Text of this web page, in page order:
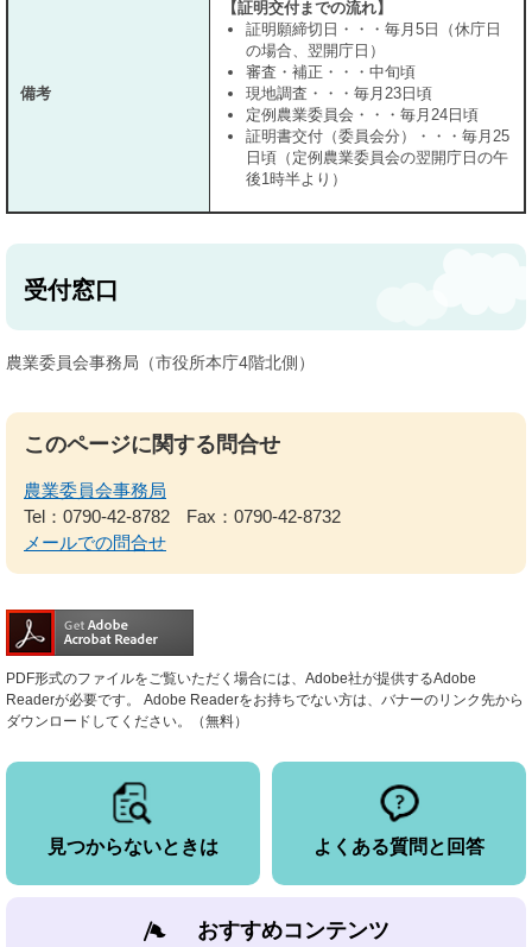
備考
【証明交付までの流れ】
証明願締切日・・・毎月5日（休庁日
の場合、翌開庁日）
審査・補正・・・中旬頃
現地調査・・・毎月23日頃
定例農業委員会・・・毎月24日頃
証明書交付（委員会分）・・・毎月25
日頃（定例農業委員会の翌開庁日の午
後1時半より）
受付窓口
農業委員会事務局（市役所本庁4階北側）
このページに関する問合せ
農業委員会事務局
Tel：0790-42-8782
Fax：0790-42-8732
メールでの問合せ
PDF形式のファイルをご覧いただく場合には、Adobe社が提供するAdobe
Readerが必要です。
Adobe Readerをお持ちでない方は、バナーのリンク先から
ダウンロードしてください。（無料）
見つからないときは よくある質問と回答
おすすめコンテンツ